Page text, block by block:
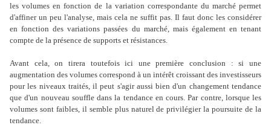
les volumes en fonction de la variation correspondante du marché permet
d'affiner un peu l'analyse, mais cela ne suffit pas. Il faut donc les considérer
en fonction des variations passées du marché, mais également en tenant
compte de la présence de supports et résistances.
Avant cela, on tirera toutefois ici une première conclusion : si une
augmentation des volumes correspond à un intérêt croissant des investisseurs
pour les niveaux traités, il peut s'agir aussi bien d'un changement tendance
que d'un nouveau souffle dans la tendance en cours. Par contre, lorsque les
volumes sont faibles, il semble plus naturel de privilégier la poursuite de la
tendance.